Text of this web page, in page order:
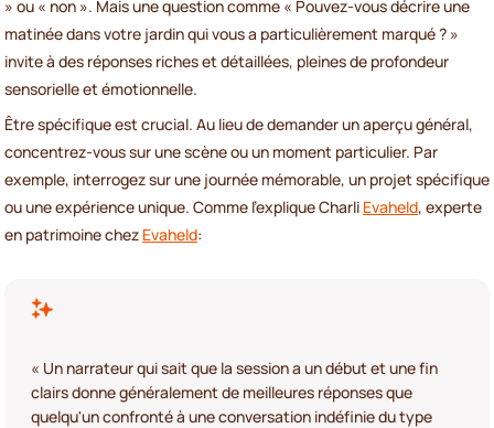
» ou « non ». Mais une question comme « Pouvez-vous décrire une
matinée dans votre jardin qui vous a particulièrement marqué ? »
invite à des réponses riches et détaillées, pleines de profondeur
sensorielle et émotionnelle.
Être spécifique est crucial. Au lieu de demander un aperçu général,
concentrez-vous sur une scène ou un moment particulier. Par
exemple, interrogez sur une journée mémorable, un projet spécifique
ou une expérience unique. Comme l'explique Charli Evaheld, experte
en patrimoine chez Evaheld:
« Un narrateur qui sait que la session a un début et une fin
clairs donne généralement de meilleures réponses que
quelqu'un confronté à une conversation indéfinie du type